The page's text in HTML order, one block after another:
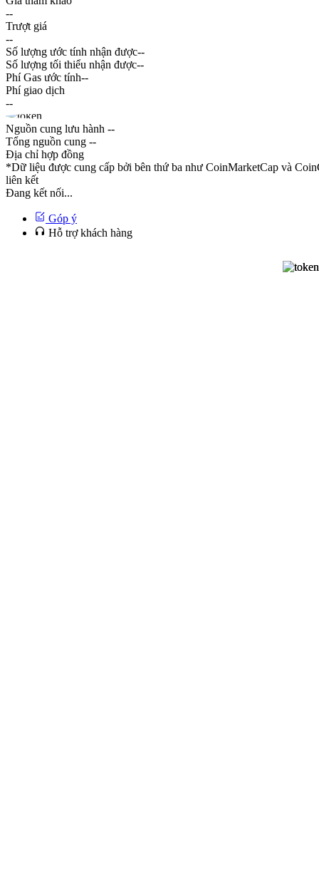
--
Trượt giá
--
Số lượng ước tính nhận được--
Số lượng tối thiểu nhận được--
Phí Gas ước tính--
Phí giao dịch
--
Nguồn cung lưu hành --
Tổng nguồn cung --
Địa chỉ hợp đồng
*Dữ liệu được cung cấp bởi bên thứ ba như CoinMarketCap và
liên kết
Đang kết nối...
Góp ý
Hỗ trợ khách hàng